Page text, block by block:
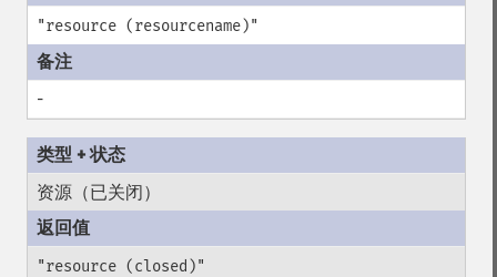
"resource (resourcename)"
-
资源（已关闭）
"resource (closed)"